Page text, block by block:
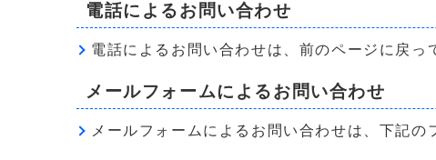
電話によるお問い合わせ
電話によるお問い合わせは、前のページに戻っ
メールフォームによるお問い合わせ
メールフォームによるお問い合わせは、下記の